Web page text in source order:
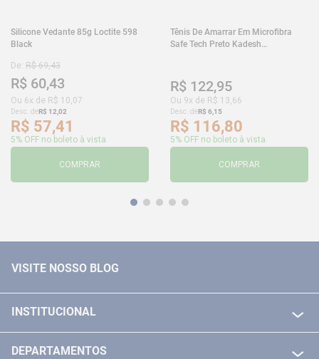
Silicone Vedante 85g Loctite 598
Black
De: R$ 69,43
R$ 60,43
Ou 6x de R$ 10,07
Desc. deR$ 12,02
R$ 57,41
5% OFF no boleto à vista
COMPRAR
Tênis De Amarrar Em Microfibra
Safe Tech Preto Kadesh
R$ 122,95
Ou 9x de R$ 13,66
Desc. deR$ 6,15
R$ 116,80
5% OFF no boleto à vista
COMPRAR
VISITE NOSSO BLOG
INSTITUCIONAL
DEPARTAMENTOS